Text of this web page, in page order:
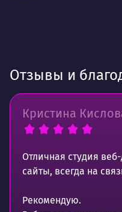
Отзывы и
Кристина
Отличная студия
сайты, всегда на
Рекомендую.